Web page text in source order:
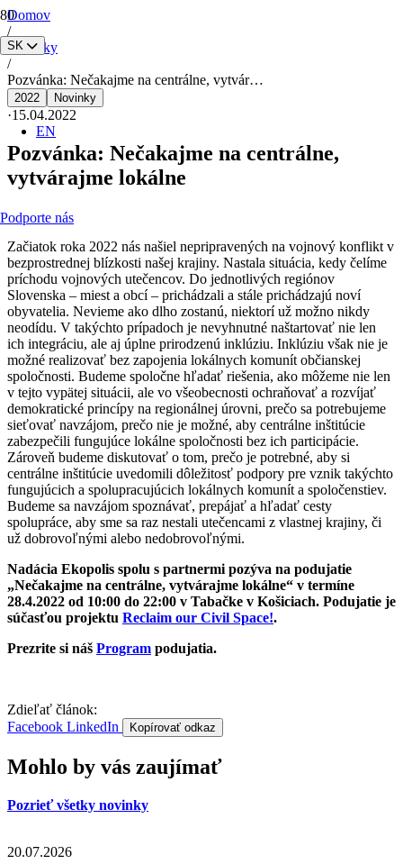
SK
EN
Podporte nás
Domov
/
Novinky
/
Pozvánka: Nečakajme na centrálne, vytvár…
2022 Novinky
·15.04.2022
Pozvánka: Nečakajme na centrálne,
vytvárajme lokálne
Začiatok roka 2022 nás našiel nepripravených na vojnový konflikt v
bezprostrednej blízkosti našej krajiny. Nastala situácia, kedy čelíme
príchodu vojnových utečencov. Do jednotlivých regiónov
Slovenska – miest a obcí – prichádzali a stále prichádzajú noví
obyvatelia. Nevieme ako dlho zostanú, niektorí už možno nikdy
neodídu. V takýchto prípadoch je nevyhnutné naštartovať nie len
ich integráciu, ale aj úplne prirodzenú inklúziu. Inklúziu však nie je
možné realizovať bez zapojenia lokálnych komunít občianskej
spoločnosti. Budeme spoločne hľadať riešenia, ako môžeme nie len
v tejto vypätej situácii, ale vo všeobecnosti ochraňovať a rozvíjať
demokratické princípy na regionálnej úrovni, prečo sa potrebujeme
sieťovať navzájom, prečo nie je možné, aby centrálne inštitúcie
zabezpečili fungujúce lokálne spoločnosti bez ich participácie.
Zároveň budeme diskutovať o tom, prečo je potrebné, aby si
centrálne inštitúcie uvedomili dôležitosť podpory pre vznik takýchto
fungujúcich a spolupracujúcich lokálnych komunít a spoločenstiev.
Budeme sa navzájom spoznávať, prepájať a hľadať cesty
spolupráce, aby sme sa raz nestali utečencami z vlastnej krajiny, či
už dobrovoľnými alebo nedobrovoľnými.
Nadácia Ekopolis spolu s partnermi pozýva na podujatie
„Nečakajme na centrálne, vytvárajme lokálne“ v termíne
28.4.2022 od 10:00 do 22:00 v Tabačke v Košiciach. Podujatie je
súčasťou projektu Reclaim our Civil Space!.
Prezrite si náš Program podujatia.
Zdieľať článok:
Facebook LinkedIn Kopírovať odkaz
Mohlo by vás zaujímať
Pozrieť všetky novinky
20.07.2026